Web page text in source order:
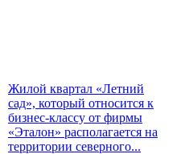
Жилой квартал «Летний
сад», который относится к
бизнес-классу от фирмы
«Эталон» располагается на
территории северного...